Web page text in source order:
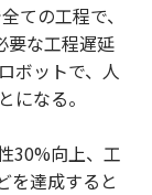
ての工程で、
要な工程遅延
ボットで、人
になる。
30%向上、工
を達成すると